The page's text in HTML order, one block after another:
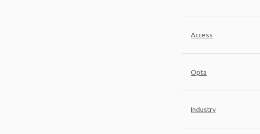
Access
Opta
Industry